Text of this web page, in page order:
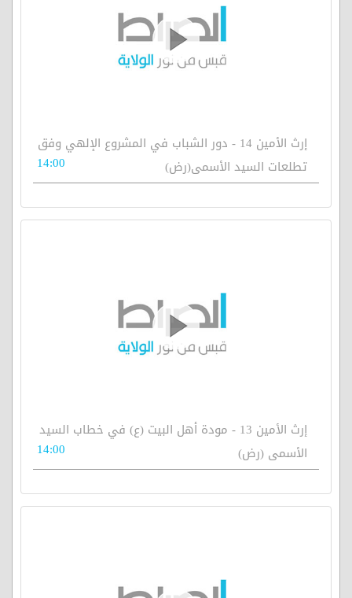
إرث الأمين 14 - دور الشباب في المشروع الإلهي وفق
تطلعات السيد الأسمى(رض)
14:00
إرث الأمين 13 - مودة أهل البيت (ع) في خطاب السيد
الأسمى (رض)
14:00